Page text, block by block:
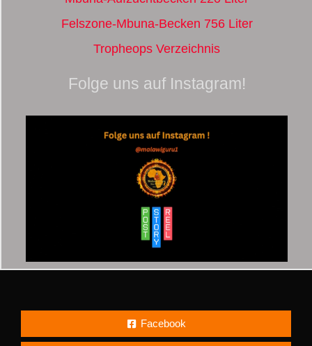
Felszone-Mbuna-Becken 756 Liter
Tropheops Verzeichnis
Folge uns auf Instagram!
Facebook